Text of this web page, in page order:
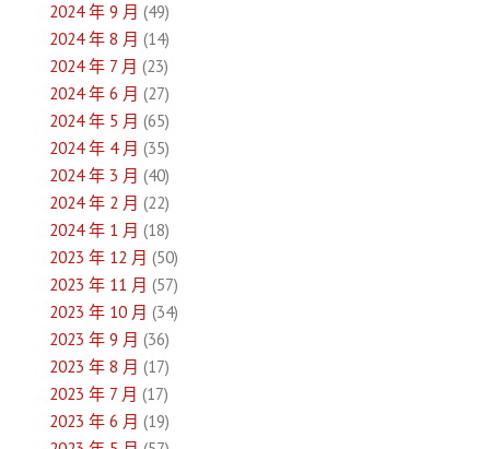
2024 年 9 月 (49)
2024 年 8 月 (14)
2024 年 7 月 (23)
2024 年 6 月 (27)
2024 年 5 月 (65)
2024 年 4 月 (35)
2024 年 3 月 (40)
2024 年 2 月 (22)
2024 年 1 月 (18)
2023 年 12 月 (50)
2023 年 11 月 (57)
2023 年 10 月 (34)
2023 年 9 月 (36)
2023 年 8 月 (17)
2023 年 7 月 (17)
2023 年 6 月 (19)